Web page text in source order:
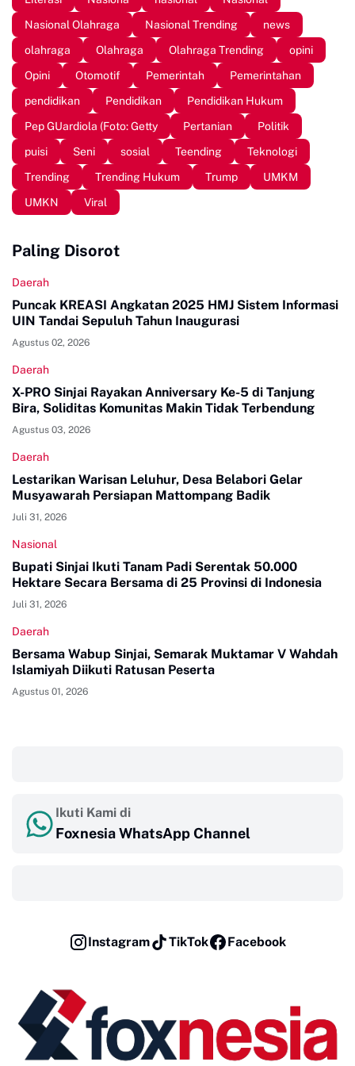
Nasional Olahraga
Nasional Trending
news
olahraga
Olahraga Olahraga Trending
opini
Opini
Otomotif Pemerintah
Pemerintahan
pendidikan
Pendidikan
Pendidikan Hukum
Pep GUardiola (Foto: Getty
Pertanian
Politik
puisi
Seni sosial Teending
Teknologi
Trending
Trending Hukum Trump
UMKM
UMKN
Viral
Paling Disorot
Daerah
Puncak KREASI Angkatan 2025 HMJ Sistem Informasi
UIN Tandai Sepuluh Tahun Inaugurasi
Agustus 02, 2026
Daerah
X-PRO Sinjai Rayakan Anniversary Ke-5 di Tanjung
Bira, Soliditas Komunitas Makin Tidak Terbendung
Agustus 03, 2026
Daerah
Lestarikan Warisan Leluhur, Desa Belabori Gelar
Musyawarah Persiapan Mattompang Badik
Juli 31, 2026
Nasional
Bupati Sinjai Ikuti Tanam Padi Serentak 50.000
Hektare Secara Bersama di 25 Provinsi di Indonesia
Juli 31, 2026
Daerah
Bersama Wabup Sinjai, Semarak Muktamar V Wahdah
Islamiyah Diikuti Ratusan Peserta
Agustus 01, 2026
Ikuti Kami di
Foxnesia WhatsApp Channel
Instagram TikTok Facebook